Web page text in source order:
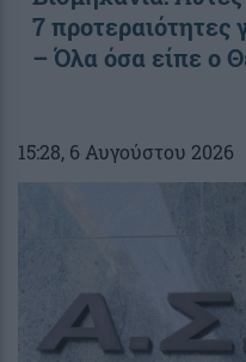
7 προτεραιότητες
– Όλα όσα είπε ο
15:28, 6 Αυγούστου 2026